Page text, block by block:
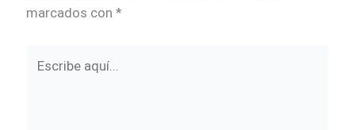
marcados con*